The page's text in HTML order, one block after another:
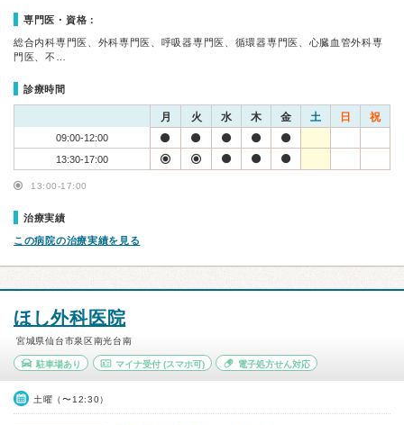
専門医・資格：
総合内科専門医、外科専門医、呼吸器専門医、循環器専門医、心臓血管外科専
門医、不…
診療時間
月 火 水 木 金 土 日 祝
09:00-12:00
13:30-17:00
13:00-17:00
治療実績
この病院の治療実績を見る
ほし外科医院
宮城県仙台市泉区南光台南
駐車場あり マイナ受付(スマホ可) 電子処方せん対応
土曜（〜12:30）